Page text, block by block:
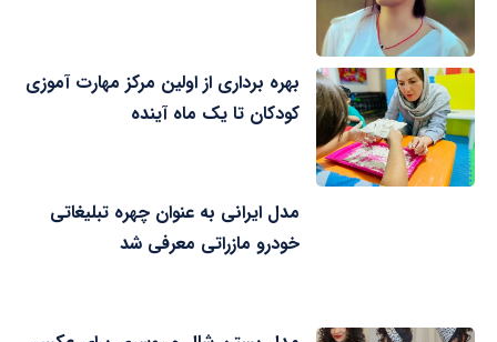
بهره برداری از اولین مرکز مهارت آموزی
کودکان تا یک ماه آینده
مدل ایرانی به عنوان چهره تبلیغاتی
خودرو مازراتی معرفی شد